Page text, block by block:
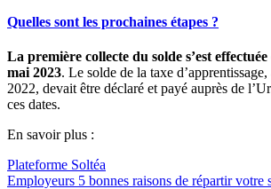
Quelles sont les prochaines étapes ?
La première collecte du solde s’est
mai 2023. Le solde de la taxe
2022, devait être déclaré et payé auprès de
ces dates.
En savoir plus :
Plateforme Soltéa
Employeurs 5 bonnes raisons de répartir votre